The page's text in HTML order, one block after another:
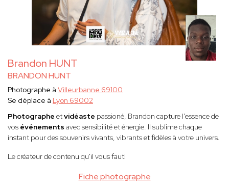
Brandon HUNT
BRANDON HUNT
Fiche photographe
Photographe à Villeurbanne 69100
Se déplace à Lyon 69002
Photographe etvidéaste passioné, Brandon capture l'essence de
vos événements avec sensibilité et énergie. Il sublime chaque
instant pour des souvenirs vivants, vibrants et fidèles à votre univers.
Le créateur de contenu qu'il vous faut!